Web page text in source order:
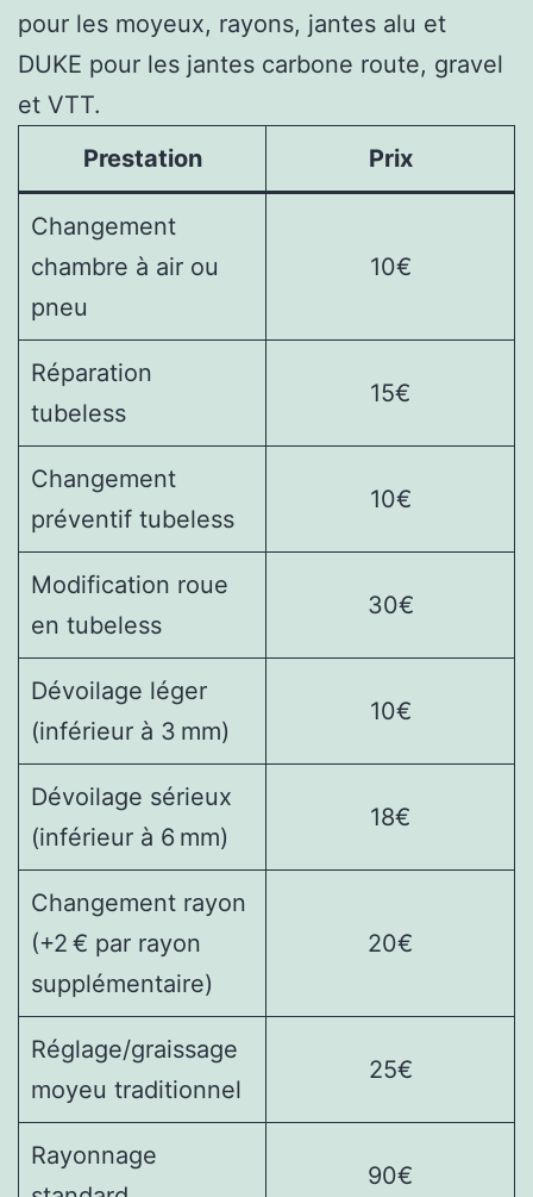
pour les moyeux, rayons, jantes alu et
DUKE pour les jantes carbone route, gravel
et VTT.
Prestation
Prix
Changement
chambre à air ou
pneu
10€
Réparation
tubeless
15€
Changement
préventif tubeless
10€
Modification roue
en tubeless
30€
Dévoilage léger
(inférieur à 3 mm)
10€
Dévoilage sérieux
(inférieur à 6 mm)
18€
Changement rayon
(+2 € par rayon
supplémentaire)
20€
Réglage/graissage
moyeu traditionnel
25€
Rayonnage
90€